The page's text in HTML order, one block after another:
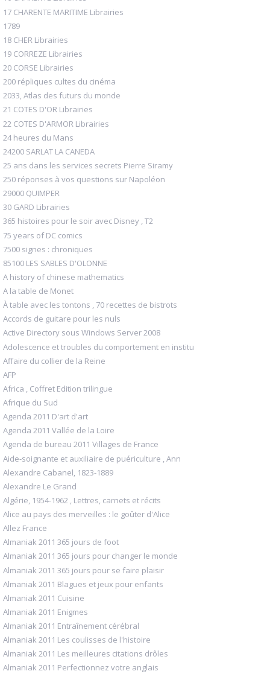
17 CHARENTE MARITIME Librairies
1789
18 CHER Librairies
19 CORREZE Librairies
20 CORSE Librairies
200 répliques cultes du cinéma
2033, Atlas des futurs du monde
21 COTES D'OR Librairies
22 COTES D'ARMOR Librairies
24 heures du Mans
24200 SARLAT LA CANEDA
25 ans dans les services secrets Pierre Siramy
250 réponses à vos questions sur Napoléon
29000 QUIMPER
30 GARD Librairies
365 histoires pour le soir avec Disney , T2
75 years of DC comics
7500 signes : chroniques
85100 LES SABLES D'OLONNE
A history of chinese mathematics
A la table de Monet
À table avec les tontons , 70 recettes de bistrots
Accords de guitare pour les nuls
Active Directory sous Windows Server 2008
Adolescence et troubles du comportement en institu
Affaire du collier de la Reine
AFP
Africa , Coffret Edition trilingue
Afrique du Sud
Agenda 2011 D'art d'art
Agenda 2011 Vallée de la Loire
Agenda de bureau 2011 Villages de France
Aide-soignante et auxiliaire de puériculture , Ann
Alexandre Cabanel, 1823-1889
Alexandre Le Grand
Algérie, 1954-1962 , Lettres, carnets et récits
Alice au pays des merveilles : le goûter d'Alice
Allez France
Almaniak 2011 365 jours de foot
Almaniak 2011 365 jours pour changer le monde
Almaniak 2011 365 jours pour se faire plaisir
Almaniak 2011 Blagues et jeux pour enfants
Almaniak 2011 Cuisine
Almaniak 2011 Enigmes
Almaniak 2011 Entraînement cérébral
Almaniak 2011 Les coulisses de l'histoire
Almaniak 2011 Les meilleures citations drôles
Almaniak 2011 Perfectionnez votre anglais